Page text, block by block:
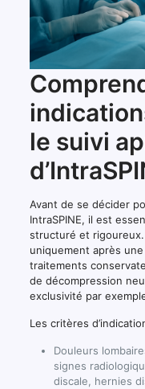
le suivi
Avant de se décider
IntraSPINE, il est
structuré et
uniquement après une
traitements
de décompression
exclusivité par
Les critères
Douleurs
signes
discale, hernies